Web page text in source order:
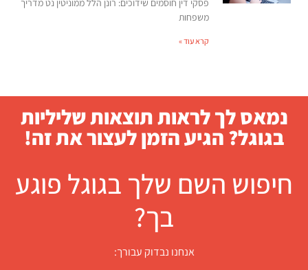
פסקי דין חוסמים שידוכים: רונן הלל ממוניטין נט מדריך
משפחות
קרא עוד »
נמאס לך לראות תוצאות שליליות
בגוגל? הגיע הזמן לעצור את זה!
חיפוש השם שלך בגוגל פוגע
בך?
אנחנו נבדוק עבורך: